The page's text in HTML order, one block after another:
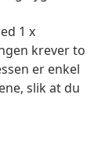
1 x
krever to
er enkel
slik at du